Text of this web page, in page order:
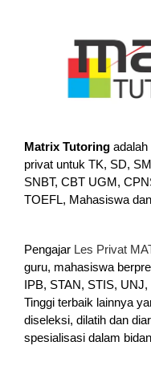
Matrix Tutoring
privat untuk TK, SD,
SNBT, CBT UGM,
TOEFL, Mahasiswa
Pengajar Les Privat
guru, mahasiswa
IPB, STAN, STIS,
Tinggi terbaik lainnya
diseleksi, dilatih dan
spesialisasi dalam